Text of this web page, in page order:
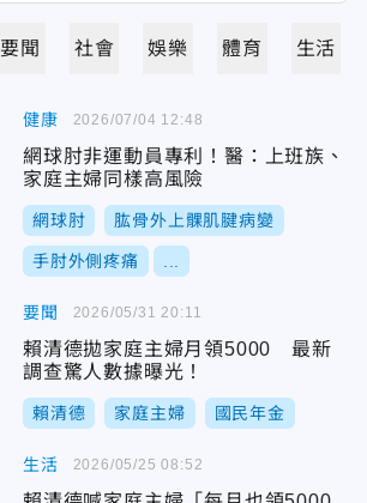
要聞 社會 娛樂 體育 生活
健康
網球肘非運動員專利！醫：上班族、
家庭主婦同樣高風險
網球肘 肱骨外上髁肌腱病變
手肘外側疼痛
2026/07/04 12:48
要聞
賴清德拋家庭主婦月領5000 最新
調查驚人數據曝光！
賴清德 家庭主婦 國民年金
2026/05/31 20:11
生活 2026/05/25 08:52